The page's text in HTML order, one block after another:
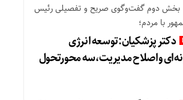
بخش دوم گفت‌وگوی صریح و تفصیلی رئیس
با مردم؛
دکتر پزشکیان:توسعه انرژی
واصلاح مدیریت،سه محورتحول